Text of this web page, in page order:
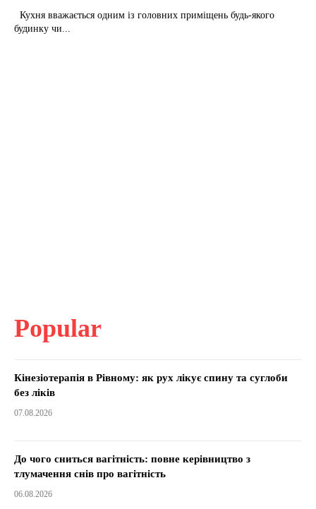
будинку чи...
Popular
Кінезіотерапія в Рівному: як рух лікує спину та суглоби
без ліків
07.08.2026
До чого сниться вагітність: повне керівництво з
тлумачення снів про вагітність
06.08.2026